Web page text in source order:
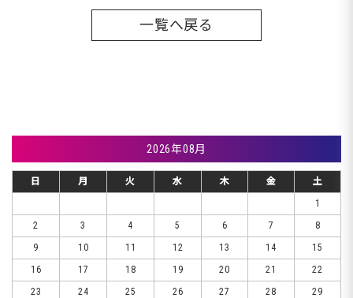
一覧へ戻る
2026年08月
日 月 火 水 木 金
土
1
2
3 4 5 6 7
8
9
10 11 12 13 14
15
16
17 18 19 20 21
22
23
24 25 26 27 28
29